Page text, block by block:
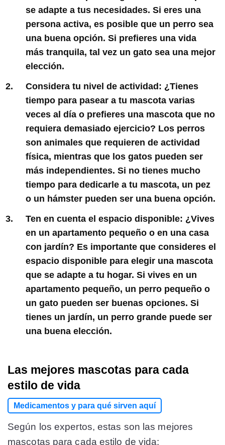
se adapte a tus necesidades. Si eres una
persona activa, es posible que un perro sea
una buena opción. Si prefieres una vida
más tranquila, tal vez un gato sea una mejor
elección.
Considera tu nivel de actividad: ¿Tienes
tiempo para pasear a tu mascota varias
veces al día o prefieres una mascota que no
requiera demasiado ejercicio? Los perros
son animales que requieren de actividad
física, mientras que los gatos pueden ser
más independientes. Si no tienes mucho
tiempo para dedicarle a tu mascota, un pez
o un hámster pueden ser una buena opción.
Ten en cuenta el espacio disponible: ¿Vives
en un apartamento pequeño o en una casa
con jardín? Es importante que consideres el
espacio disponible para elegir una mascota
que se adapte a tu hogar. Si vives en un
apartamento pequeño, un perro pequeño o
un gato pueden ser buenas opciones. Si
tienes un jardín, un perro grande puede ser
una buena elección.
Las mejores mascotas para cada
estilo de vida
Medicamentos y para qué sirven aquí
Según los expertos, estas son las mejores
mascotas para cada estilo de vida: